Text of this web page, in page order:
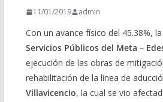
11/01/2019 admin
Con un avance físico del 45.38%, la
Servicios Públicos del Meta –
ejecución de las obras de
rehabilitación de la línea de
Villavicencio, la cual se vio